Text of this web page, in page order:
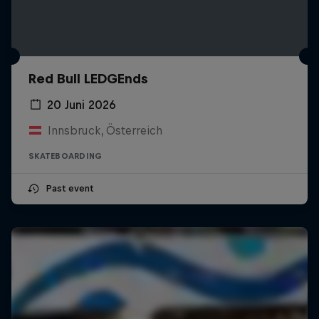
Red Bull LEDGEnds
20 Juni 2026
Innsbruck, Österreich
SKATEBOARDING
Past event